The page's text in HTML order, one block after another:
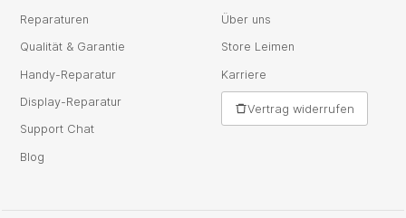
Reparaturen
Qualität & Garantie
Handy-Reparatur
Display-Reparatur
Support Chat
Blog
Über uns
Store Leimen
Karriere
Vertrag widerrufen